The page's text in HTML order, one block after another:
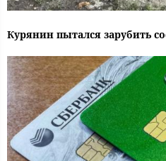
Курянин пытался зарубить